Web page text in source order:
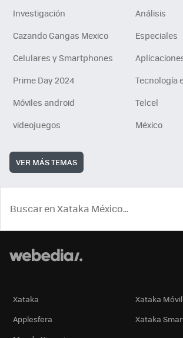
Investigación
Análisis
Cazando Gangas Mexico
Especiales
Celulares y Smartphones
Prime Day 2024
Tecnología
Móviles android
Telcel
videojuegos
México
VER MÁS TEMAS
Xataka
Xataka Móvil
Applesfera
Xataka